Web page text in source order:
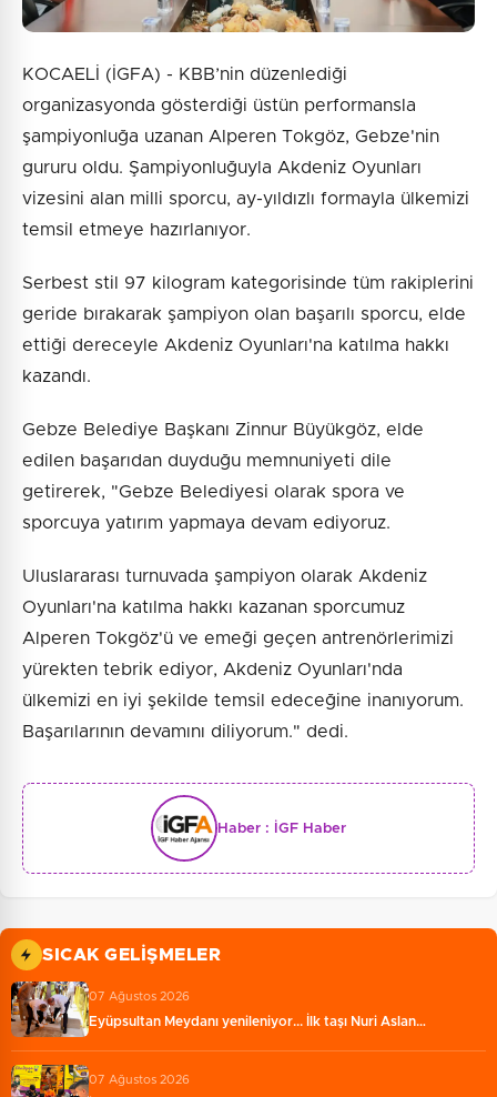
KOCAELİ (İGFA) - KBB’nin düzenlediği
organizasyonda gösterdiği üstün performansla
şampiyonluğa uzanan Alperen Tokgöz, Gebze'nin
gururu oldu. Şampiyonluğuyla Akdeniz Oyunları
vizesini alan milli sporcu, ay-yıldızlı formayla ülkemizi
temsil etmeye hazırlanıyor.
Serbest stil 97 kilogram kategorisinde tüm rakiplerini
geride bırakarak şampiyon olan başarılı sporcu, elde
ettiği dereceyle Akdeniz Oyunları'na katılma hakkı
kazandı.
Gebze Belediye Başkanı Zinnur Büyükgöz, elde
edilen başarıdan duyduğu memnuniyeti dile
getirerek, "Gebze Belediyesi olarak spora ve
sporcuya yatırım yapmaya devam ediyoruz.
Uluslararası turnuvada şampiyon olarak Akdeniz
Oyunları'na katılma hakkı kazanan sporcumuz
Alperen Tokgöz'ü ve emeği geçen antrenörlerimizi
yürekten tebrik ediyor, Akdeniz Oyunları'nda
ülkemizi en iyi şekilde temsil edeceğine inanıyorum.
Başarılarının devamını diliyorum." dedi.
Haber : İGF Haber
SICAK GELIŞMELER
07 Ağustos 2026
Eyüpsultan Meydanı yenileniyor... İlk taşı Nuri Aslan…
07 Ağustos 2026